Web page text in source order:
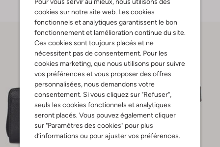
cookies sur notre site web. Les cookies
fonctionnels et analytiques garantissent le bon
fonctionnement et lamélioration continue du site.
Ces cookies sont toujours placés et ne
nécessitent pas de consentement. Pour les
cookies marketing, que nous utilisons pour suivre
vos préférences et vous proposer des offres
personnalisées, nous demandons votre
consentement. Si vous cliquez sur "Refuser",
seuls les cookies fonctionnels et analytiques
seront placés. Vous pouvez également cliquer
sur "Paramètres des cookies" pour plus
d’informations ou pour ajuster vos préférences.